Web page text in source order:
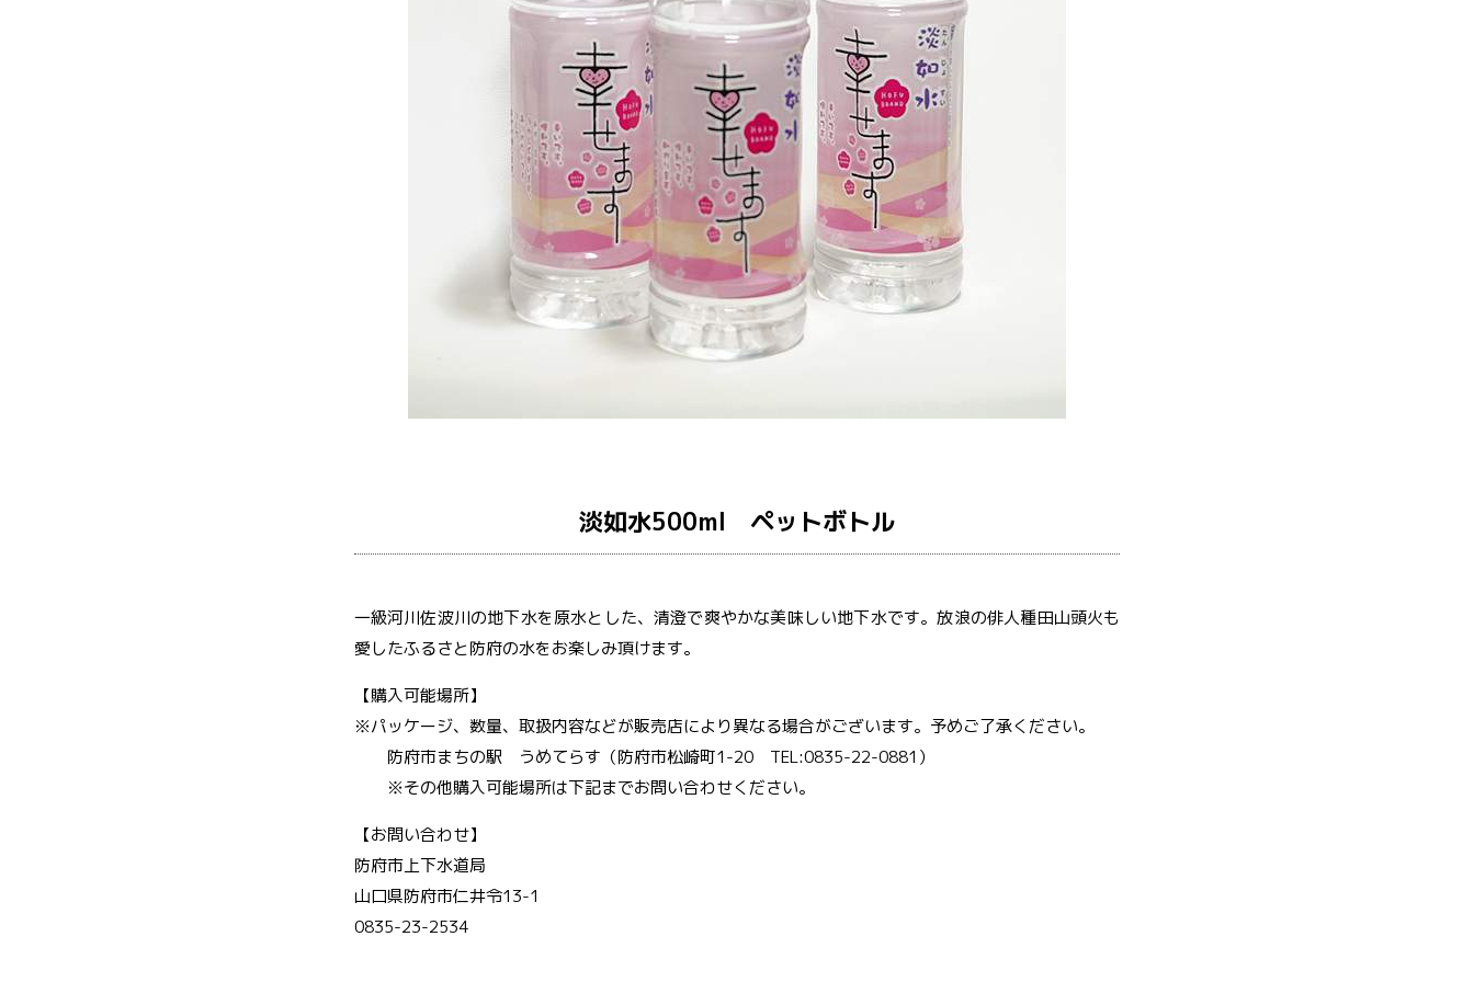
淡如水500ml ペットボトル
一級河川佐波川の地下水を原水とした、清澄で爽やかな美味しい地下水です。放浪の俳人種田山頭火も
愛したふるさと防府の水をお楽しみ頂けます。
【購入可能場所】
※パッケージ、数量、取扱内容などが販売店により異なる場合がございます。予めご了承ください。
防府市まちの駅 うめてらす（防府市松崎町1-20 TEL:0835-22-0881）
※その他購入可能場所は下記までお問い合わせください。
【お問い合わせ】
防府市上下水道局
山口県防府市仁井令13-1
0835-23-2534